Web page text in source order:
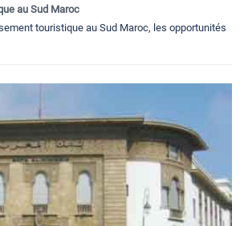
au Sud Maroc
touristique au Sud Maroc, les opportunités